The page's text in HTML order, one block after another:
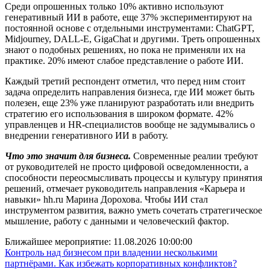
Среди опрошенных только 10% активно используют
генеративный ИИ в работе, еще 37% экспериментируют на
постоянной основе с отдельными инструментами: ChatGPT,
Midjourney, DALL-E, GigaChat и другими. Треть опрошенных
знают о подобных решениях, но пока не применяли их на
практике. 20% имеют слабое представление о работе ИИ.
Каждый третий респондент отметил, что перед ним стоит
задача определить направления бизнеса, где ИИ может быть
полезен, еще 23% уже планируют разработать или внедрить
стратегию его использования в широком формате. 42%
управленцев и HR-специалистов вообще не задумывались о
внедрении генеративного ИИ в работу.
Что это значит для бизнеса. Современные реалии требуют
от руководителей не просто цифровой осведомленности, а
способности переосмысливать процессы и культуру принятия
решений, отмечает руководитель направления «Карьера и
навыки» hh.ru Марина Дорохова. Чтобы ИИ стал
инструментом развития, важно уметь сочетать стратегическое
мышление, работу с данными и человеческий фактор.
Ближайшее мероприятие: 11.08.2026 10:00:00
Контроль над бизнесом при владении несколькими
партнёрами. Как избежать корпоративных конфликтов?